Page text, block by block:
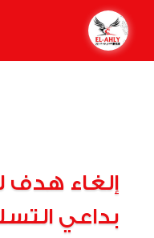
إلغاء هدف
بداعي